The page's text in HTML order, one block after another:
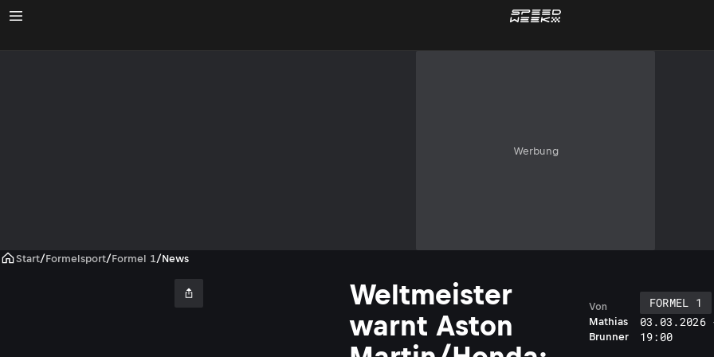
Werbung
Start/Formelsport/Formel 1/News
Weltmeister
warnt Aston
Mathias
Brunner
Von
FORMEL 1
03.03.2026
19:00